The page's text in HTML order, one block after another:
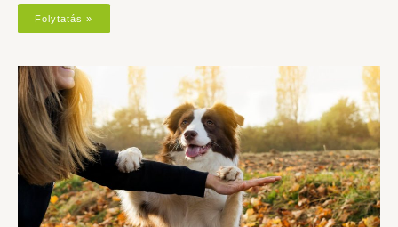
Folytatás »